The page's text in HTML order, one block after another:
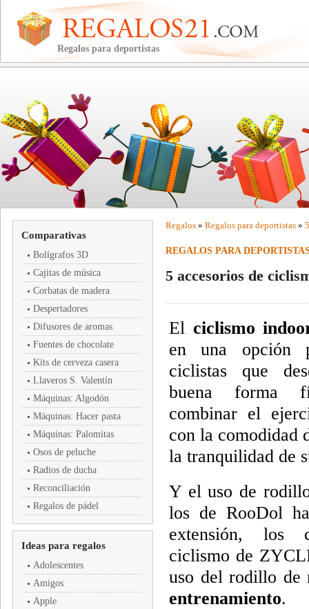
Regalos para deportistas
Comparativas
Bolígrafos 3D
Cajitas de música
Corbatas de madera
Despertadores
Difusores de aromas
Fuentes de chocolate
Kits de cerveza casera
Llaveros S. Valentín
Máquinas: Algodón
Máquinas: Hacer pasta
Máquinas: Palomitas
Osos de peluche
Radios de ducha
Reconciliación
Regalos de pádel
Ideas para regalos
Adolescentes
Amigos
Apple
Regalos » Regalos para deportistas »
REGALOS PARA
5 accesorios de
El ciclismo
en una opción
ciclistas que
buena forma
combinar el
con la comodidad
la tranquilidad de
Y el uso de
los de RooDol
extensión, los
ciclismo de
uso del rodillo de
entrenamiento.